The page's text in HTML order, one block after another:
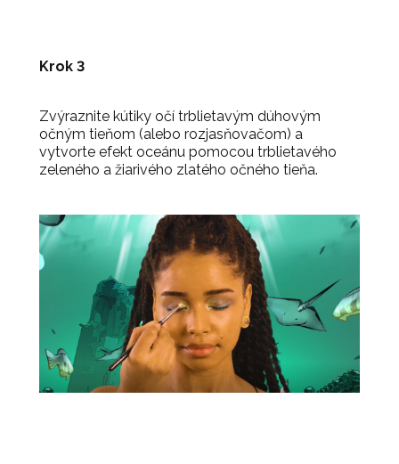
Krok 3
Zvýraznite kútiky očí trblietavým dúhovým
očným tieňom (alebo rozjasňovačom) a
vytvorte efekt oceánu pomocou trblietavého
zeleného a žiarivého zlatého očného tieňa.